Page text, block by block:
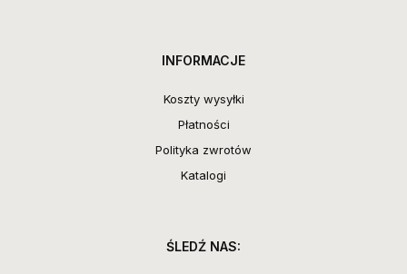
INFORMACJE
Koszty wysyłki
Płatności
Polityka zwrotów
Katalogi
ŚLEDŹ NAS: